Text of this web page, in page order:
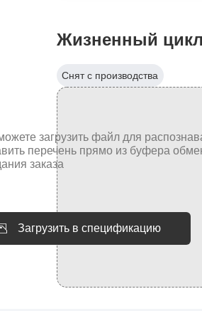
Жизненный
Снят с производства
Загрузить в спецификацию